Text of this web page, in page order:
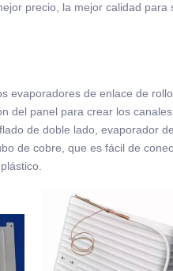
precio, la mejor calidad para
evaporadores de enlace de
del panel para crear los
de doble lado, evaporador de
de cobre, que es fácil de